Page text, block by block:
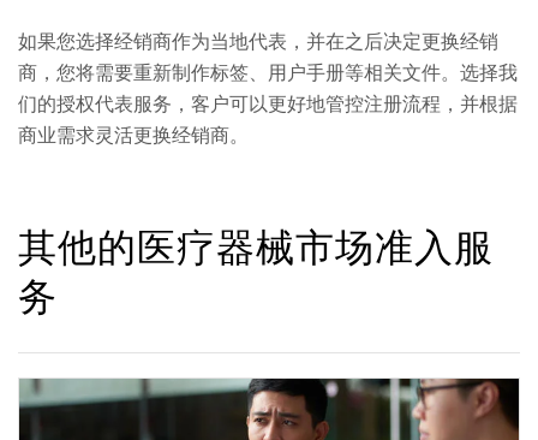
如果您选择经销商作为当地代表，并在之后决定更换经销
商，您将需要重新制作标签、用户手册等相关文件。选择我
们的授权代表服务，客户可以更好地管控注册流程，并根据
商业需求灵活更换经销商。
其他的医疗器械市场准入服
务